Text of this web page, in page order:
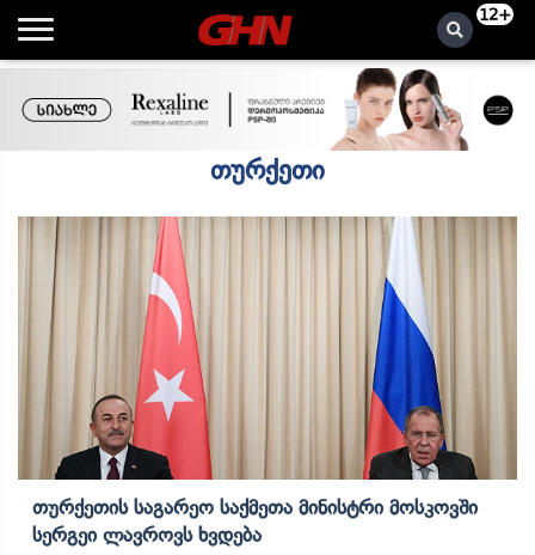
12+
თურქეთი
Თურქეთის Საგარეო Საქმეთა Მინისტრი Მოსკოვში
Სერგეი Ლავროვს Ხვდება